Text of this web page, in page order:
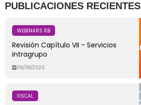
PUBLICACIONES RECIENTES
WEBINARS RB
Revisión Capítulo VII - Servicios
intragrupo
06/08/2026
FISCAL